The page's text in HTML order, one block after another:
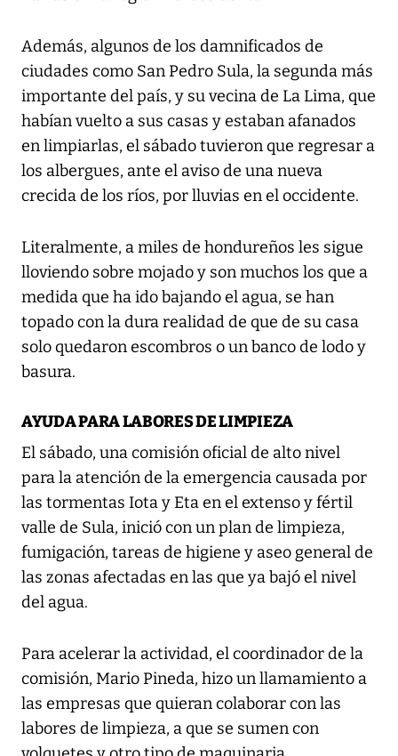
Además, algunos de los damnificados de
ciudades como San Pedro Sula, la segunda más
importante del país, y su vecina de La Lima, que
habían vuelto a sus casas y estaban afanados
en limpiarlas, el sábado tuvieron que regresar a
los albergues, ante el aviso de una nueva
crecida de los ríos, por lluvias en el occidente.
Literalmente, a miles de hondureños les sigue
lloviendo sobre mojado y son muchos los que a
medida que ha ido bajando el agua, se han
topado con la dura realidad de que de su casa
solo quedaron escombros o un banco de lodo y
basura.
AYUDA PARA LABORES DE LIMPIEZA
El sábado, una comisión oficial de alto nivel
para la atención de la emergencia causada por
las tormentas Iota y Eta en el extenso y fértil
valle de Sula, inició con un plan de limpieza,
fumigación, tareas de higiene y aseo general de
las zonas afectadas en las que ya bajó el nivel
del agua.
Para acelerar la actividad, el coordinador de la
comisión, Mario Pineda, hizo un llamamiento a
las empresas que quieran colaborar con las
labores de limpieza, a que se sumen con